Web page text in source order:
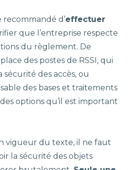
recommandé d’effectuer
que l’entreprise respecte
du règlement. De
des postes de RSSI, qui
sécurité des accès, ou
des bases et traitements
options qu’il est important
vigueur du texte, il ne faut
la sécurité des objets